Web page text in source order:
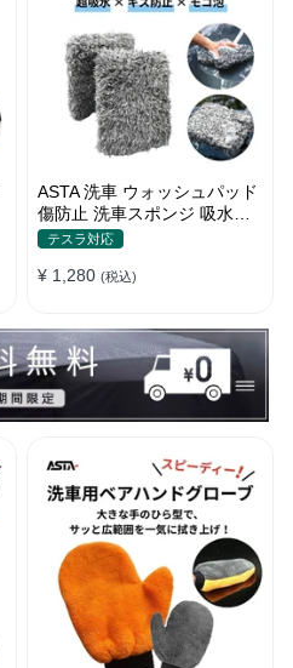
ASTA 洗車 ウォッシュパッド
傷防止 洗車スポンジ 吸水性
抜群 マイクロファイバー 極
車キズを防ぐ 滑りやすい構造
テスラ対応
¥ 1,280 (税込)